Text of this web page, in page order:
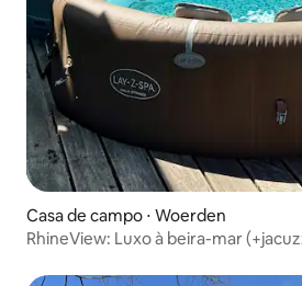
Casa de campo ⋅ Woerden
RhineView: Luxo à beira-mar